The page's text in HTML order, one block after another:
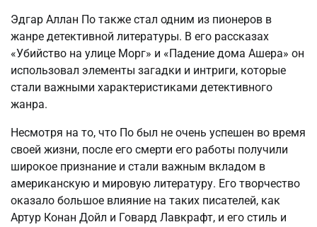
Эдгар Аллан По также стал одним из пионеров в
жанре детективной литературы. В его рассказах
«Убийство на улице Морг» и «Падение дома Ашера» он
использовал элементы загадки и интриги, которые
стали важными характеристиками детективного
жанра.
Несмотря на то, что По был не очень успешен во время
своей жизни, после его смерти его работы получили
широкое признание и стали важным вкладом в
американскую и мировую литературу. Его творчество
оказало большое влияние на таких писателей, как
Артур Конан Дойл и Говард Лавкрафт, и его стиль и